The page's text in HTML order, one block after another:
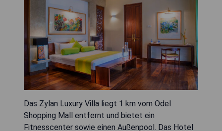
Das Zylan Luxury Villa liegt 1 km vom Odel
Shopping Mall entfernt und bietet ein
Fitnesscenter sowie einen Außenpool. Das Hotel